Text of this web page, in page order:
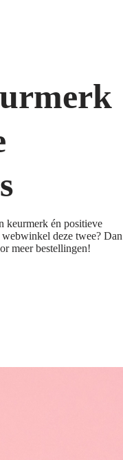
keurmerk én positieve
deze twee? Dan
meer bestellingen!